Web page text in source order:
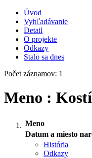
Úvod
Vyhľadávanie
Detail
O projekte
Odkazy
Stalo sa dnes
Počet záznamov: 1
Meno :
Meno
Datum a miesto
História
Odkazy